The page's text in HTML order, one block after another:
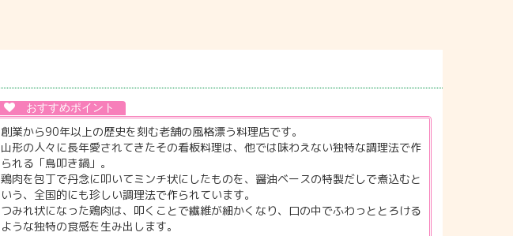
創業から90年以上の歴史を刻む老舗の風格漂う料理店です。
山形の人々に長年愛されてきたその看板料理は、他では味わえない独特な調理法で作
られる「鳥叩き鍋」。
鶏肉を包丁で丹念に叩いてミンチ状にしたものを、醤油ベースの特製だしで煮込むと
いう、全国的にも珍しい調理法で作られています。
つみれ状になった鶏肉は、叩くことで繊維が細かくなり、口の中でふわっととろける
ような独特の食感を生み出します。